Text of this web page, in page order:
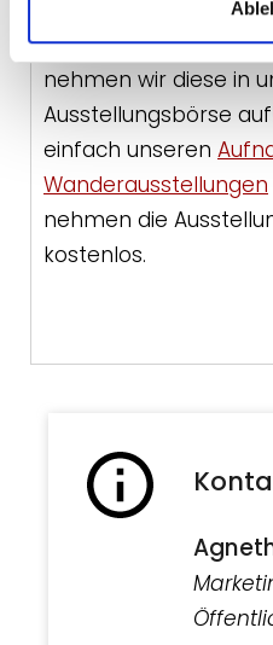
Sie haben eine
zur Ausleihe
nehmen wir diese in
Ausstellungsbörse
einfach unseren
Wanderausstellungen
nehmen die
kostenlos.